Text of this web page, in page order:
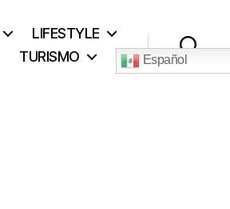
LIFESTYLE
TURISMO EspañolBuscar